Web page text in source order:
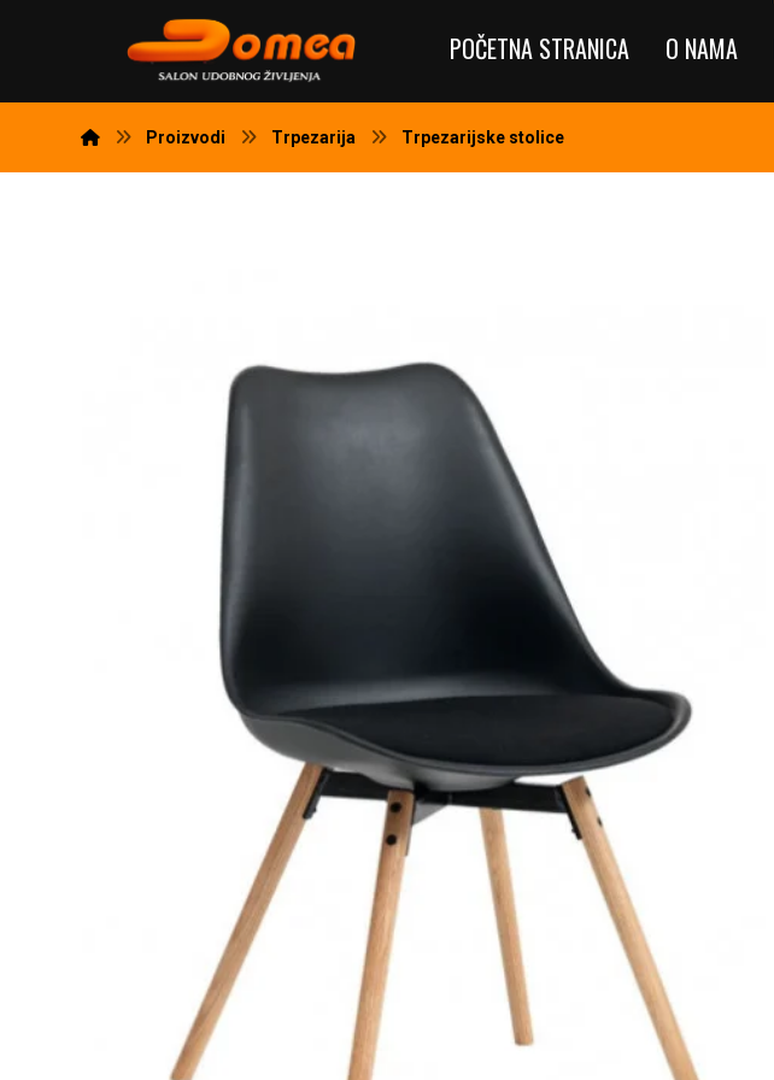
POČETNA STRANICA O NAMA
Proizvodi Trpezarija Trpezarijske stolice